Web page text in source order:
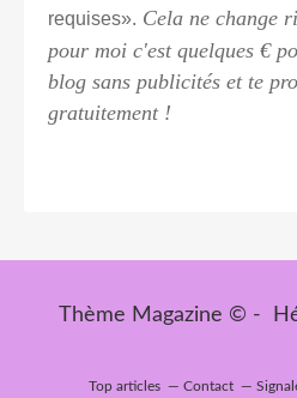
requises». Cela ne change
pour moi c'est quelques €
blog sans publicités et te
gratuitement !
Thème Magazine © -
Top articles Contact